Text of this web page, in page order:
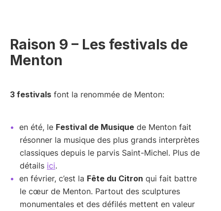
Raison 9 – Les festivals de
Menton
3 festivals font la renommée de Menton:
en été, le Festival de Musique de Menton fait
résonner la musique des plus grands interprètes
classiques depuis le parvis Saint-Michel. Plus de
détails ici.
en février, c’est la Fête du Citron qui fait battre
le cœur de Menton. Partout des sculptures
monumentales et des défilés mettent en valeur